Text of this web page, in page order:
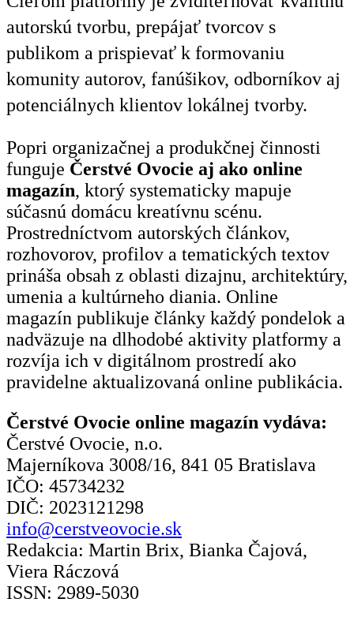
autorskú tvorbu, prepájať tvorcov s
publikom a prispievať k formovaniu
komunity autorov, fanúšikov, odborníkov aj
potenciálnych klientov lokálnej tvorby.
Popri organizačnej a produkčnej činnosti
funguje Čerstvé Ovocie aj ako online
magazín, ktorý systematicky mapuje
súčasnú domácu kreatívnu scénu.
Prostredníctvom autorských článkov,
rozhovorov, profilov a tematických textov
prináša obsah z oblasti dizajnu, architektúry,
umenia a kultúrneho diania. Online
magazín publikuje články každý pondelok a
nadväzuje na dlhodobé aktivity platformy a
rozvíja ich v digitálnom prostredí ako
pravidelne aktualizovaná online publikácia.
Čerstvé Ovocie online magazín vydáva:
Čerstvé Ovocie, n.o.
Majerníkova 3008/16, 841 05 Bratislava
IČO: 45734232
DIČ: 2023121298
info@cerstveovocie.sk
Redakcia: Martin Brix, Bianka Čajová,
Viera Ráczová
ISSN: 2989-5030